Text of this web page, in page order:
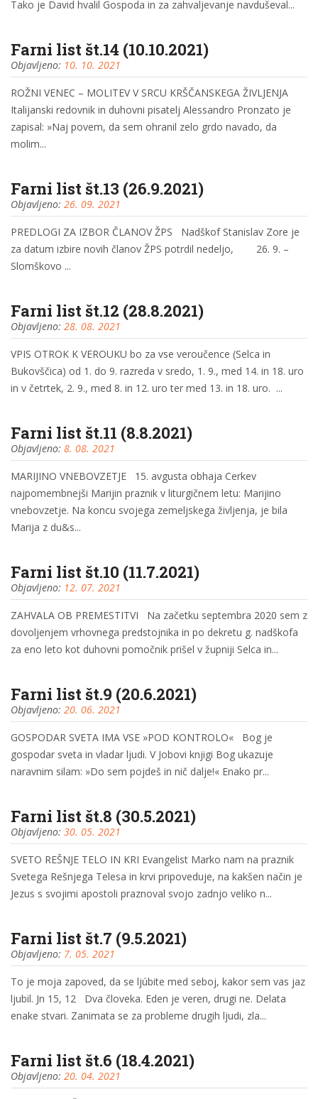
Tako je David hvalil Gospoda in za zahvaljevanje navduševal...
Farni list št.14 (10.10.2021)
Objavljeno: 10. 10. 2021
ROŽNI VENEC – MOLITEV V SRCU KRŠČANSKEGA ŽIVLJENJA
Italijanski redovnik in duhovni pisatelj Alessandro Pronzato je
zapisal: »Naj povem, da sem ohranil zelo grdo navado, da
molim...
Farni list št.13 (26.9.2021)
Objavljeno: 26. 09. 2021
PREDLOGI ZA IZBOR ČLANOV ŽPS Nadškof Stanislav Zore je
za datum izbire novih članov ŽPS potrdil nedeljo, 26. 9. –
Slomškovo ...
Farni list št.12 (28.8.2021)
Objavljeno: 28. 08. 2021
VPIS OTROK K VEROUKU bo za vse veroučence (Selca in
Bukovščica) od 1. do 9. razreda v sredo, 1. 9., med 14. in 18. uro
in v četrtek, 2. 9., med 8. in 12. uro ter med 13. in 18. uro. ...
Farni list št.11 (8.8.2021)
Objavljeno: 8. 08. 2021
MARIJINO VNEBOVZETJE 15. avgusta obhaja Cerkev
najpomembnejši Marijin praznik v liturgičnem letu: Marijino
vnebovzetje. Na koncu svojega zemeljskega življenja, je bila
Marija z du&s...
Farni list št.10 (11.7.2021)
Objavljeno: 12. 07. 2021
ZAHVALA OB PREMESTITVI Na začetku septembra 2020 sem z
dovoljenjem vrhovnega predstojnika in po dekretu g. nadškofa
za eno leto kot duhovni pomočnik prišel v župniji Selca in...
Farni list št.9 (20.6.2021)
Objavljeno: 20. 06. 2021
GOSPODAR SVETA IMA VSE »POD KONTROLO« Bog je
gospodar sveta in vladar ljudi. V Jobovi knjigi Bog ukazuje
naravnim silam: »Do sem pojdeš in nič dalje!« Enako pr...
Farni list št.8 (30.5.2021)
Objavljeno: 30. 05. 2021
SVETO REŠNJE TELO IN KRI Evangelist Marko nam na praznik
Svetega Rešnjega Telesa in krvi pripoveduje, na kakšen način je
Jezus s svojimi apostoli praznoval svojo zadnjo veliko n...
Farni list št.7 (9.5.2021)
Objavljeno: 7. 05. 2021
To je moja zapoved, da se ljúbite med seboj, kakor sem vas jaz
ljubil. Jn 15, 12 Dva človeka. Eden je veren, drugi ne. Delata
enake stvari. Zanimata se za probleme drugih ljudi, zla...
Farni list št.6 (18.4.2021)
Objavljeno: 20. 04. 2021